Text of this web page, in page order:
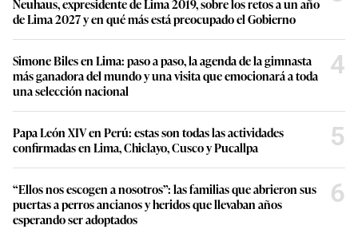
Neuhaus, expresidente de Lima 2019, sobre los retos a un año
de Lima 2027 y en qué más está preocupado el Gobierno
Simone Biles en Lima: paso a paso, la agenda de la gimnasta
más ganadora del mundo y una visita que emocionará a toda
una selección nacional
4
Papa León XIV en Perú: estas son todas las actividades
confirmadas en Lima, Chiclayo, Cusco y Pucallpa
5
“Ellos nos escogen a nosotros”: las familias que abrieron sus
puertas a perros ancianos y heridos que llevaban años
esperando ser adoptados
6